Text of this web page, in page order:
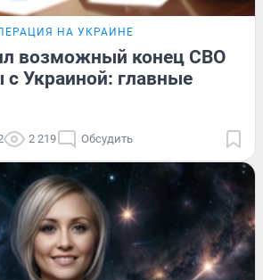
НА УКРАИНЕ
возможный конец СВО
с Украиной: главные
2 219 Обсудить